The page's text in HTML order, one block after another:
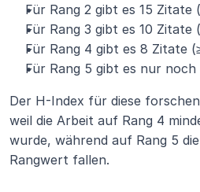
Für Rang 2 gibt es 15 Zitate
Für Rang 3 gibt es 10 Zitate
Für Rang 4 gibt es 8 Zitate
Für Rang 5 gibt es nur
Der H-Index für diese
weil die Arbeit auf Rang 4
wurde, während auf Rang 5
Rangwert fallen.